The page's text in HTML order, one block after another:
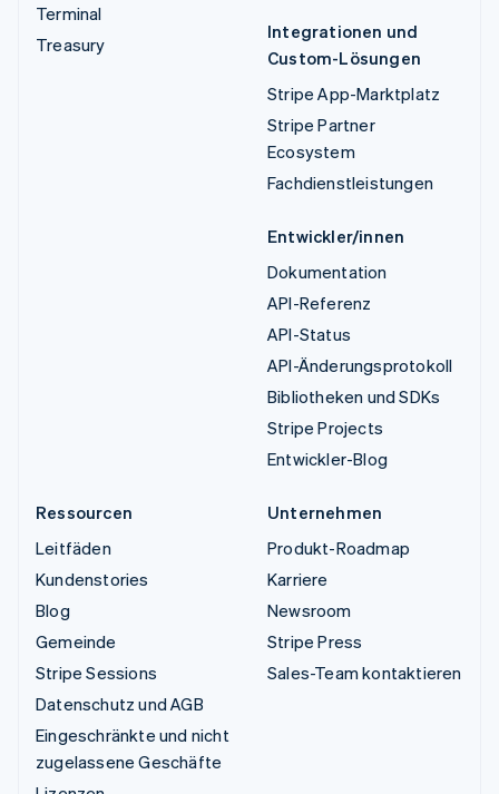
Terminal
Treasury
Integrationen und
Custom-Lösungen
Stripe App-Marktplatz
Stripe Partner
Ecosystem
Fachdienstleistungen
Entwickler/innen
Dokumentation
API-Referenz
API-Status
API-Änderungsprotokoll
Bibliotheken und SDKs
Stripe Projects
Entwickler-Blog
Ressourcen
Leitfäden
Kundenstories
Blog
Gemeinde
Stripe Sessions
Datenschutz und AGB
Eingeschränkte und nicht
zugelassene Geschäfte
Unternehmen
Produkt-Roadmap
Karriere
Newsroom
Stripe Press
Sales-Team kontaktieren